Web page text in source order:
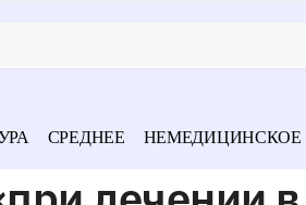
СРЕДНЕЕ НЕМЕДИЦИНСКОЕ